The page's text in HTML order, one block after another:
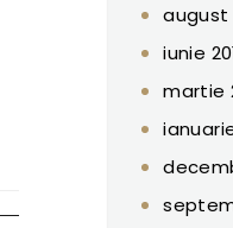
august
iunie
martie